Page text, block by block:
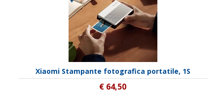
Xiaomi Stampante fotografica portatile, 1S
€ 64,50